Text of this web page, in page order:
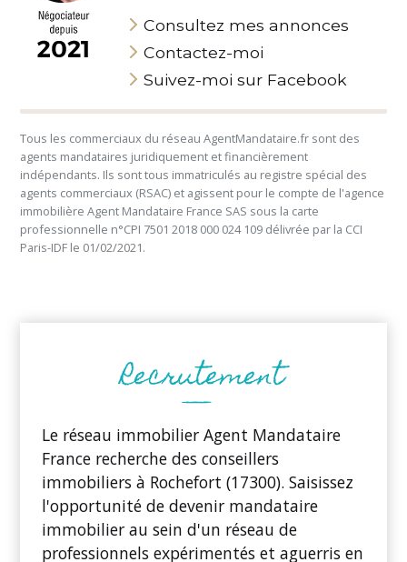
Consultez mes annonces
Contactez-moi
Suivez-moi sur Facebook
Tous les commerciaux du réseau AgentMandataire.fr sont des
agents mandataires juridiquement et financièrement
indépendants. Ils sont tous immatriculés au registre spécial des
agents commerciaux (RSAC) et agissent pour le compte de l'agence
immobilière Agent Mandataire France SAS sous la carte
professionnelle n°CPI 7501 2018 000 024 109 délivrée par la CCI
Paris-IDF le 01/02/2021.
Le réseau immobilier Agent Mandataire
France recherche des conseillers
immobiliers à Rochefort (17300). Saisissez
l'opportunité de devenir mandataire
immobilier au sein d'un réseau de
professionnels expérimentés et aguerris en